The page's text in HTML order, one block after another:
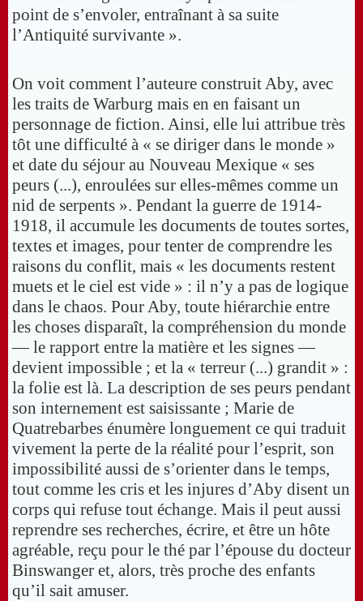
point de s’envoler, entraînant à sa suite
l’Antiquité survivante ».
On voit comment l’auteure construit Aby, avec
les traits de Warburg mais en en faisant un
personnage de fiction. Ainsi, elle lui attribue très
tôt une difficulté à « se diriger dans le monde »
et date du séjour au Nouveau Mexique « ses
peurs (...), enroulées sur elles-mêmes comme un
nid de serpents ». Pendant la guerre de 1914-
1918, il accumule les documents de toutes sortes,
textes et images, pour tenter de comprendre les
raisons du conflit, mais « les documents restent
muets et le ciel est vide » : il n’y a pas de logique
dans le chaos. Pour Aby, toute hiérarchie entre
les choses disparaît, la compréhension du monde
— le rapport entre la matière et les signes —
devient impossible ; et la « terreur (...) grandit » :
la folie est là. La description de ses peurs pendant
son internement est saisissante ; Marie de
Quatrebarbes énumère longuement ce qui traduit
vivement la perte de la réalité pour l’esprit, son
impossibilité aussi de s’orienter dans le temps,
tout comme les cris et les injures d’Aby disent un
corps qui refuse tout échange. Mais il peut aussi
reprendre ses recherches, écrire, et être un hôte
agréable, reçu pour le thé par l’épouse du docteur
Binswanger et, alors, très proche des enfants
qu’il sait amuser.